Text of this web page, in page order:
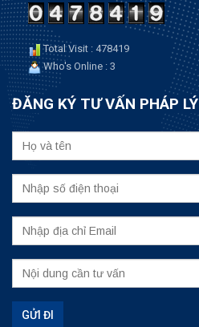
Total Visit : 478419
Who's Online : 3
ĐĂNG KÝ TƯ VẤN PHÁP LÝ